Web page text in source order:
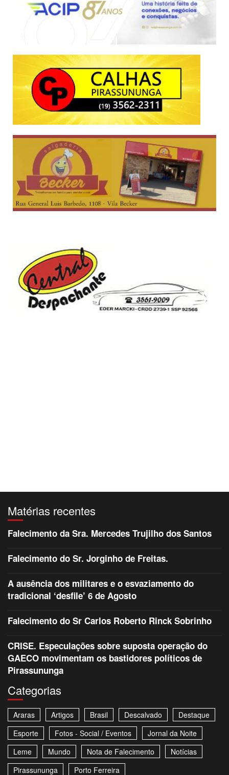
Matérias recentes
Falecimento da Sra. Mercedes Trujilho dos Santos
Falecimento do Sr. Jorginho de Freitas.
A ausência dos militares e o esvaziamento do
tradicional ‘desfile’ 6 de Agosto
Falecimento do Sr Carlos Roberto Rinck Sobrinho
CRISE. Especulações sobre suposta operação do
GAECO movimentam os bastidores políticos de
Pirassununga
Categorias
Araras Artigos Brasil Descalvado
Destaque
Esporte
Fotos - Social / Eventos
Jornal da Noite
Leme
Mundo Nota de Falecimento
Notícias
Pirassununga
Porto Ferreira